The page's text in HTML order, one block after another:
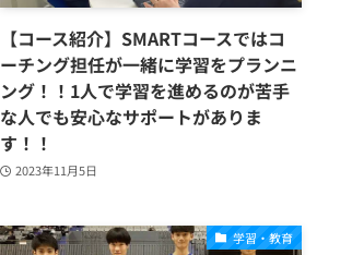
【コース紹介】SMARTコースではコ
ーチング担任が一緒に学習をプランニ
ング！！1人で学習を進めるのが苦手
な人でも安心なサポートがありま
す！！
2023年11月5日
学習・教育